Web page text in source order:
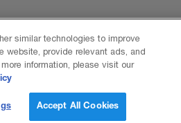
similar technologies to improve
website, provide relevant ads, and
information, please visit our
Accept All Cookies